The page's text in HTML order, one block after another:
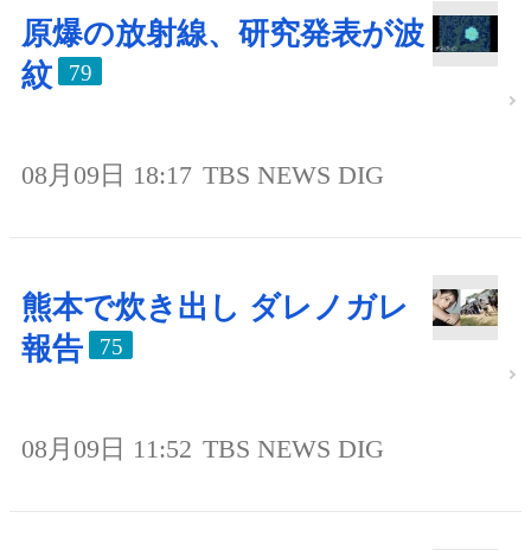
原爆の放射線、研究発表が波
紋
79
08月09日 18:17 TBS NEWS DIG
熊本で炊き出し ダレノガレ
報告
75
08月09日 11:52 TBS NEWS DIG